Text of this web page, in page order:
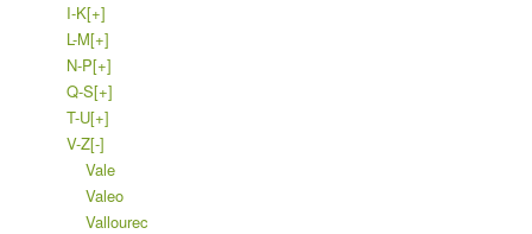
I-K[+]
L-M[+]
N-P[+]
Q-S[+]
T-U[+]
V-Z[-]
Vale
Valeo
Vallourec